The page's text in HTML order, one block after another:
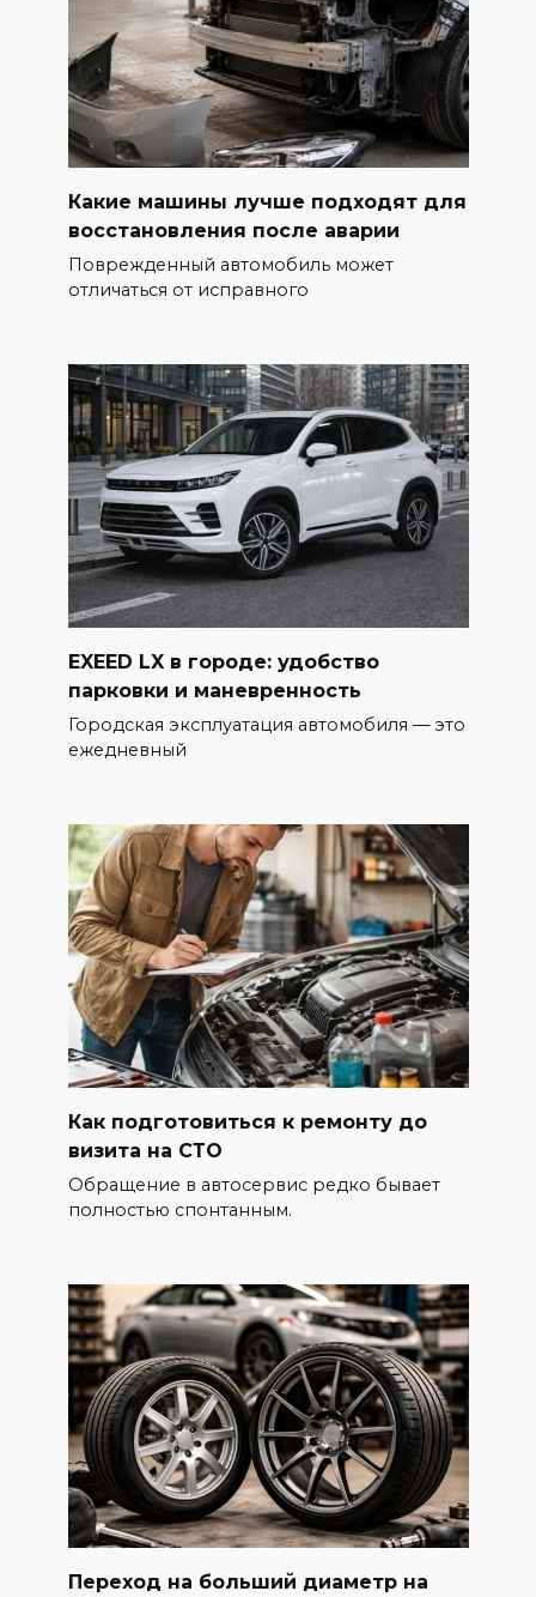
Какие машины лучше подходят для
восстановления после аварии
Поврежденный автомобиль может
отличаться от исправного
EXEED LX в городе: удобство
парковки и маневренность
Городская эксплуатация автомобиля — это
ежедневный
Как подготовиться к ремонту до
визита на СТО
Обращение в автосервис редко бывает
полностью спонтанным.
Переход на больший диаметр на